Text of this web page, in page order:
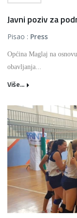
Javni poziv za
Pisao : Press
Općina Maglaj na
obavljanja...
Više...